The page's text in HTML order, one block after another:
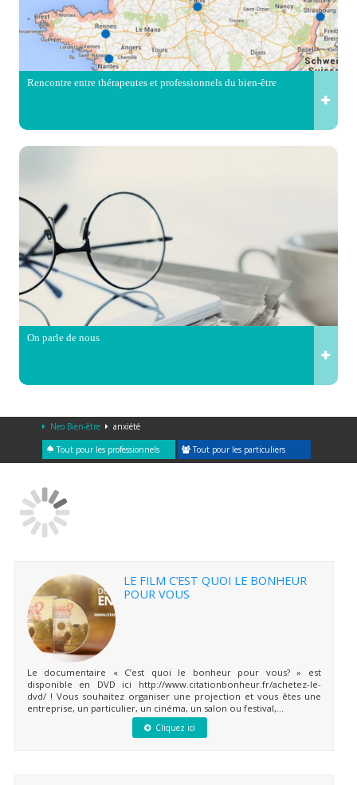
Rencontre entre thérapeutes et professionnels du bien-être
On parle de nous
Neo Bien-être anxiété
Tout pour les professionnels Tout pour les particuliers
LE FILM C’EST QUOI LE BONHEUR
POUR VOUS
Le documentaire « C’est quoi le bonheur pour vous? » est
disponible en DVD ici http://www.citationbonheur.fr/achetez-le-
dvd/ ! Vous souhaitez organiser une projection et vous êtes une
entreprise, un particulier, un cinéma, un salon ou festival,...
Cliquez ici